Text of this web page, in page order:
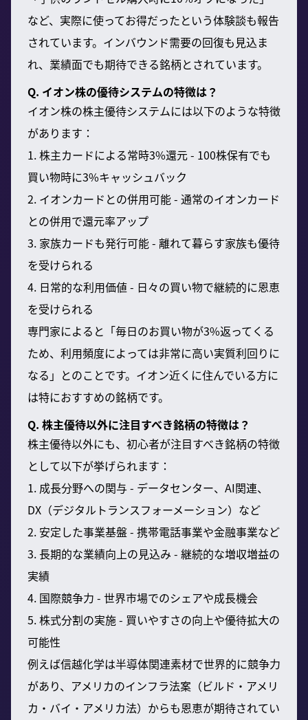
など、実際に使ってお得だったという体験談も報告
されています。インバウンド需要の回復も見込ま
れ、業績面でも期待できる銘柄とされています。
Q. イオン株の優待システムの特徴は？
イオン株の株主優待システムには以下のような特徴
があります：
1. 株主カードによる常時3%還元 - 100株保有でも
買い物時に3%キャッシュバック
2. イオンカードとの併用可能 - 通常のイオンカード
との併用で還元率アップ
3. 家族カードも発行可能 - 離れて暮らす家族も優待
を受けられる
4. 日常的な利用価値 - 日々の買い物で継続的に恩恵
を受けられる
専門家によると「毎日のお買い物が3%返ってくる
ため、利用頻度によっては非常に高い実質利回りに
なる」とのことです。イオン近くに住んでいる方に
は特におすすめの銘柄です。
Q. 株主優待以外に注目すべき銘柄の特徴は？
株主優待以外にも、初心者が注目すべき銘柄の特徴
として以下が挙げられます：
1. 成長分野への関与 - データセンター、AI関連、
DX（デジタルトランスフォーメーション）など
2. 安定した事業基盤 - 携帯電話事業や金融事業など
3. 長期的な業績向上の見込み - 継続的な増収増益の
実績
4. 国際競争力 - 世界市場でのシェアや成長機会
5. 株式分割の実施 - 買いやすさの向上や優待拡大の
可能性
例えば信越化学は半導体関連素材で世界的に競争力
があり、アメリカのインフラ法案（ビルド・アメリ
カ・バイ・アメリカ法）からも恩恵が期待されてい